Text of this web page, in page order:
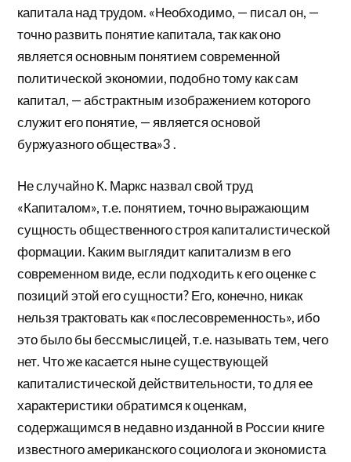
капитала над трудом. «Необходимо, — писал он, —
точно развить понятие капитала, так как оно
является основным понятием современной
политической экономии, подобно тому как сам
капитал, — абстрактным изображением которого
служит его понятие, — является основой
буржуазного общества»3 .
Не случайно К. Маркс назвал свой труд
«Капиталом», т.е. понятием, точно выражающим
сущность общественного строя капиталистической
формации. Каким выглядит капитализм в его
современном виде, если подходить к его оценке с
позиций этой его сущности? Его, конечно, никак
нельзя трактовать как «послесовременность», ибо
это было бы бессмыслицей, т.е. называть тем, чего
нет. Что же касается ныне существующей
капиталистической действительности, то для ее
характеристики обратимся к оценкам,
содержащимся в недавно изданной в России книге
известного американского социолога и экономиста